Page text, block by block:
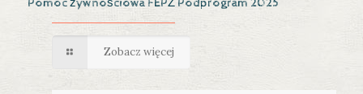
Zobacz więcej